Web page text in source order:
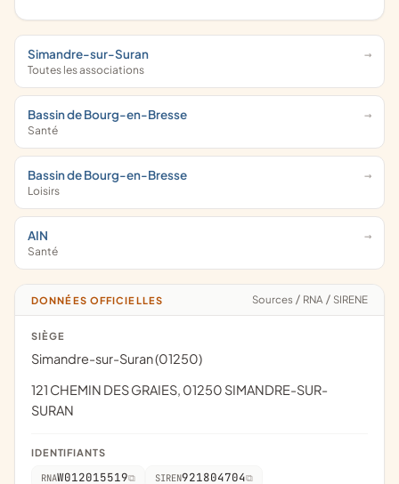
Simandre-sur-Suran
Toutes les associations
Bassin de Bourg-en-Bresse
Santé
Bassin de Bourg-en-Bresse
Loisirs
AIN
Santé
DONNÉES OFFICIELLES Sources / RNA / SIRENE
SIÈGE
Simandre-sur-Suran (01250)
121 CHEMIN DES GRAIES, 01250 SIMANDRE-SUR-
SURAN
IDENTIFIANTS
RNAW012015519 SIREN921804704